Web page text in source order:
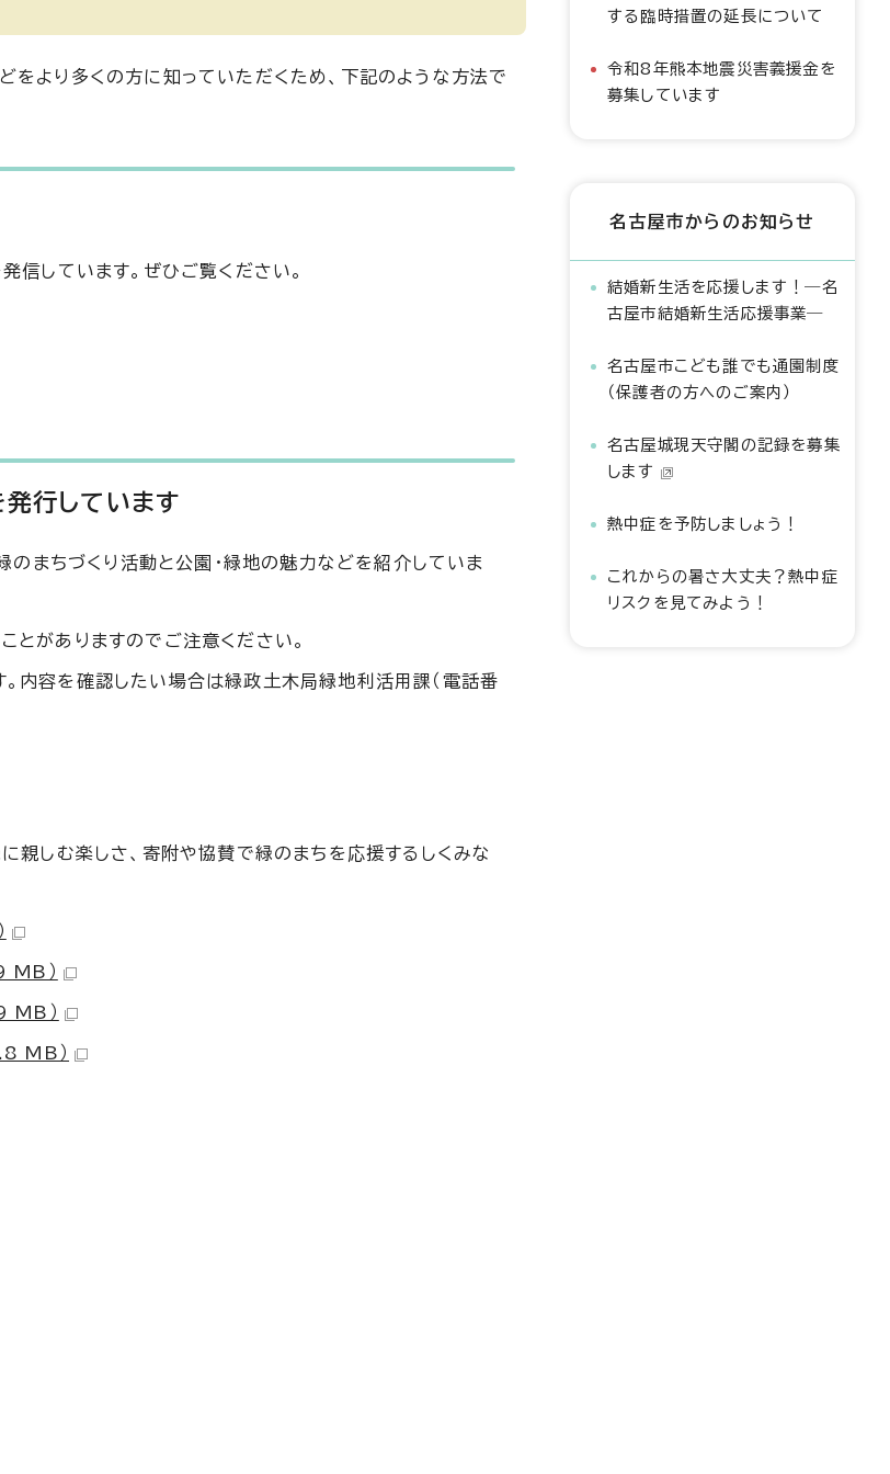
をより多くの方に知っていただくため、下記のような方法で
信しています。ぜひご覧ください。
行しています
のまちづくり活動と公園・緑地の魅力などを紹介していま
とがありますのでご注意ください。
内容を確認したい場合は緑政土木局緑地利活用課（電話番
しむ楽しさ、寄附や協賛で緑のまちを応援するしくみな
）
）
MB）
する臨時措置の延長について
令和8年熊本地震災害義援金を
募集しています
名古屋市からのお知らせ
結婚新生活を応援します！―名
古屋市結婚新生活応援事業―
名古屋市こども誰でも通園制度
（保護者の方へのご案内）
名古屋城現天守閣の記録を募集
します
熱中症を予防しましょう！
これからの暑さ大丈夫？熱中症
リスクを見てみよう！